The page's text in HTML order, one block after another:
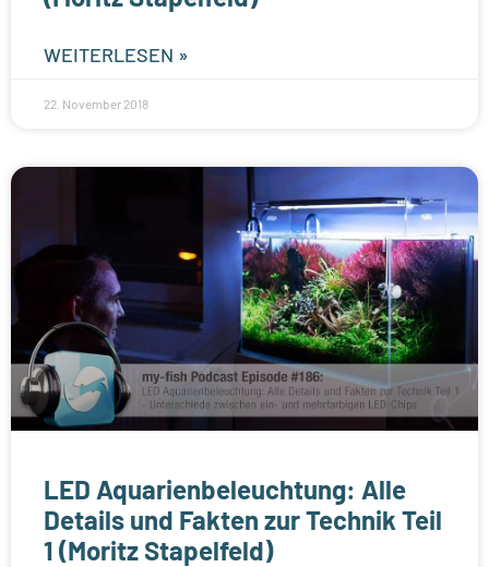
WEITERLESEN »
22. November 2018
LED Aquarienbeleuchtung: Alle
Details und Fakten zur Technik Teil
1 (Moritz Stapelfeld)